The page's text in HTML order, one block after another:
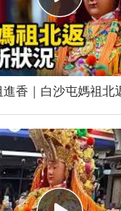
香｜白沙屯媽祖北